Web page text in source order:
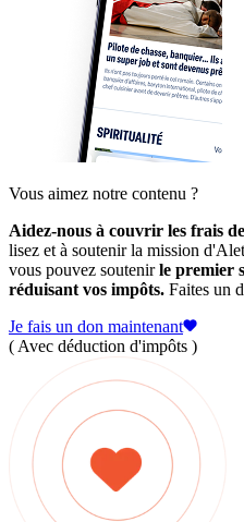
Vous aimez notre contenu ?
Aidez-nous à couvrir les frais
lisez et à soutenir la mission
vous pouvez soutenirle premier
réduisant vos impôts. Faites un
Je fais un don maintenant
( Avec déduction d'impôts )